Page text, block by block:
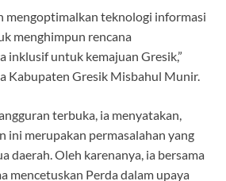
mengoptimalkan teknologi informasi
menghimpun rencana
inklusif untuk kemajuan Gresik,”
Kabupaten Gresik Misbahul Munir.
terbuka, ia menyatakan,
ini merupakan permasalahan yang
daerah. Oleh karenanya, ia bersama
mencetuskan Perda dalam upaya